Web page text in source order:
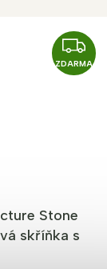
Z
D
ZDARMA
Stone
skříňka s